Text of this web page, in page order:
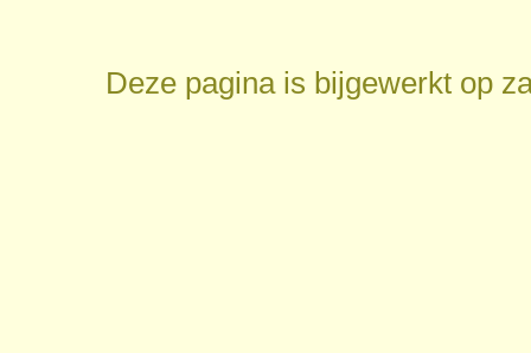
Deze pagina is bijgewerkt op